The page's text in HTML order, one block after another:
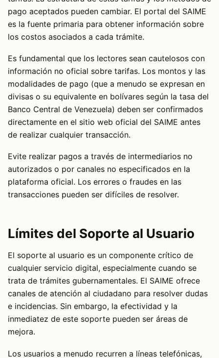
pago aceptados pueden cambiar. El portal del SAIME
es la fuente primaria para obtener información sobre
los costos asociados a cada trámite.
Es fundamental que los lectores sean cautelosos con
información no oficial sobre tarifas. Los montos y las
modalidades de pago (que a menudo se expresan en
divisas o su equivalente en bolívares según la tasa del
Banco Central de Venezuela) deben ser confirmados
directamente en el sitio web oficial del SAIME antes
de realizar cualquier transacción.
Evite realizar pagos a través de intermediarios no
autorizados o por canales no especificados en la
plataforma oficial. Los errores o fraudes en las
transacciones pueden ser difíciles de resolver.
Límites del Soporte al Usuario
El soporte al usuario es un componente crítico de
cualquier servicio digital, especialmente cuando se
trata de trámites gubernamentales. El SAIME ofrece
canales de atención al ciudadano para resolver dudas
e incidencias. Sin embargo, la efectividad y la
inmediatez de este soporte pueden ser áreas de
mejora.
Los usuarios a menudo recurren a líneas telefónicas,